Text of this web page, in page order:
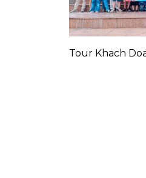
Tour Khach